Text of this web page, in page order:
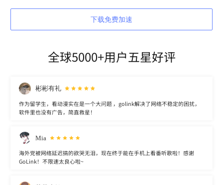
下载免费加速
全球5000+用户五星好评
彬彬有礼
作为留学生，看动漫实在是一个大问题 ，golink解决了网络不稳定的困扰，
软件里也没有广告，简直救星！
Mia
海外党被网络延迟搞的欲哭无泪，现在终于能在手机上看番听歌啦！感谢
GoLink！不限速太良心啦~